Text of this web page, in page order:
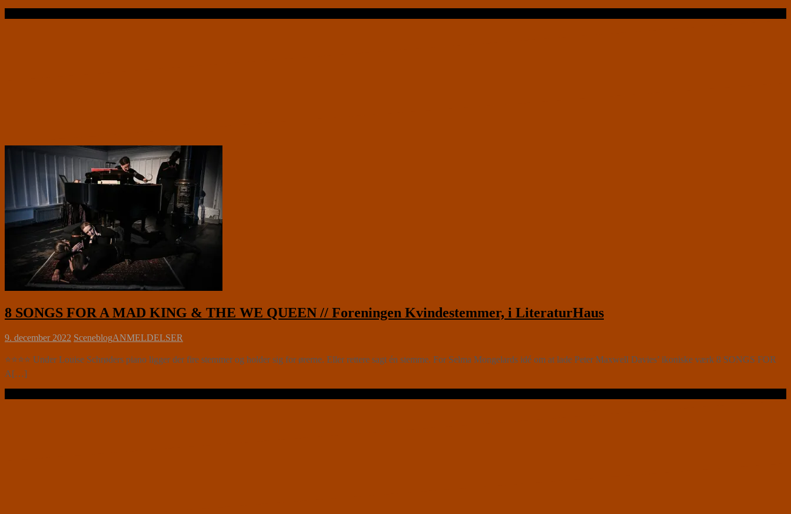
8 SONGS FOR A MAD KING & THE WE QUEEN // Foreningen Kvindestemmer, i LiteraturHaus
9. december 2022 SceneblogANMELDELSER
⭐⭐⭐⭐ Under Louise Schrøders piano ligger der fire stemmer og holder sig for ørerne. Eller rettere sagt én stemme. For Selma Mongelards idé om at lade Peter Maxwell Davies’ ikoniske værk 8 SONGS FOR
A[…]